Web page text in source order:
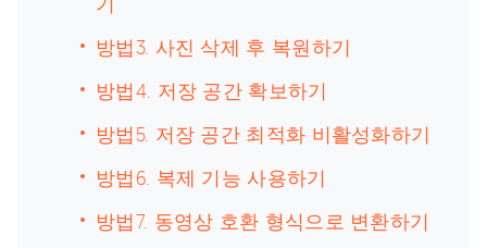
방법3. 사진 삭제 후 복원하기
방법4. 저장 공간 확보하기
방법5. 저장 공간 최적화 비활성화하기
방법6. 복제 기능 사용하기
방법7. 동영상 호환 형식으로 변환하기